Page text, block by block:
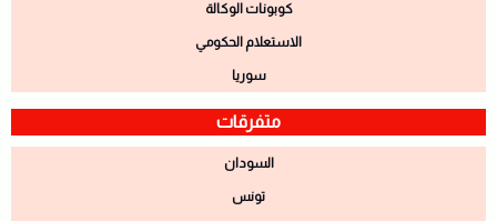
كوبونات الوكالة
الاستعلام الحكومي
سوريا
متفرقات
السودان
تونس